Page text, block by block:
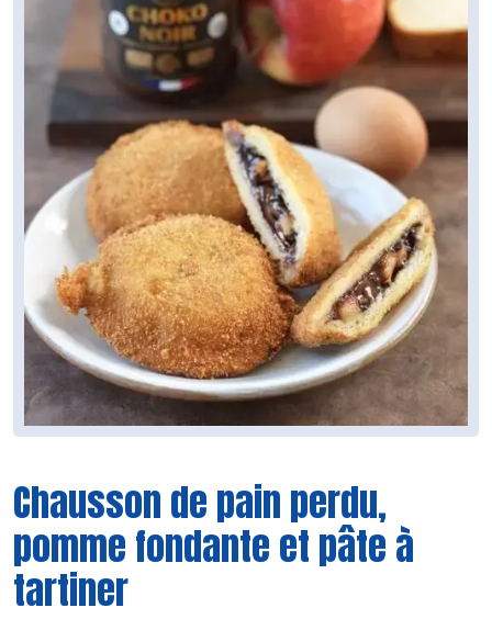
Chausson de pain perdu,
pomme fondante et pâte à
tartiner